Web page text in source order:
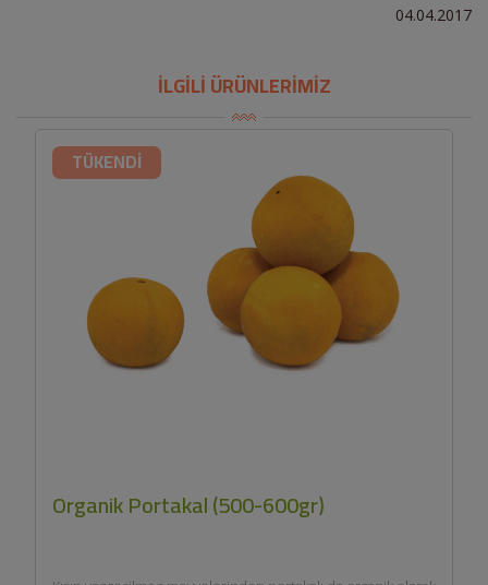
04.04.2017
İLGİLİ ÜRÜNLERİMİZ
TÜKENDİ
Organik Portakal (500-600gr)